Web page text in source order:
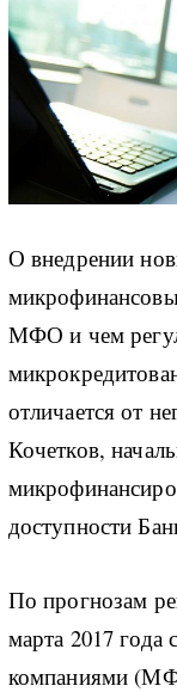
О внедрении
МФО и чем
отличается от
Кочетков,
доступности
По прогнозам
марта 2017
компаниями